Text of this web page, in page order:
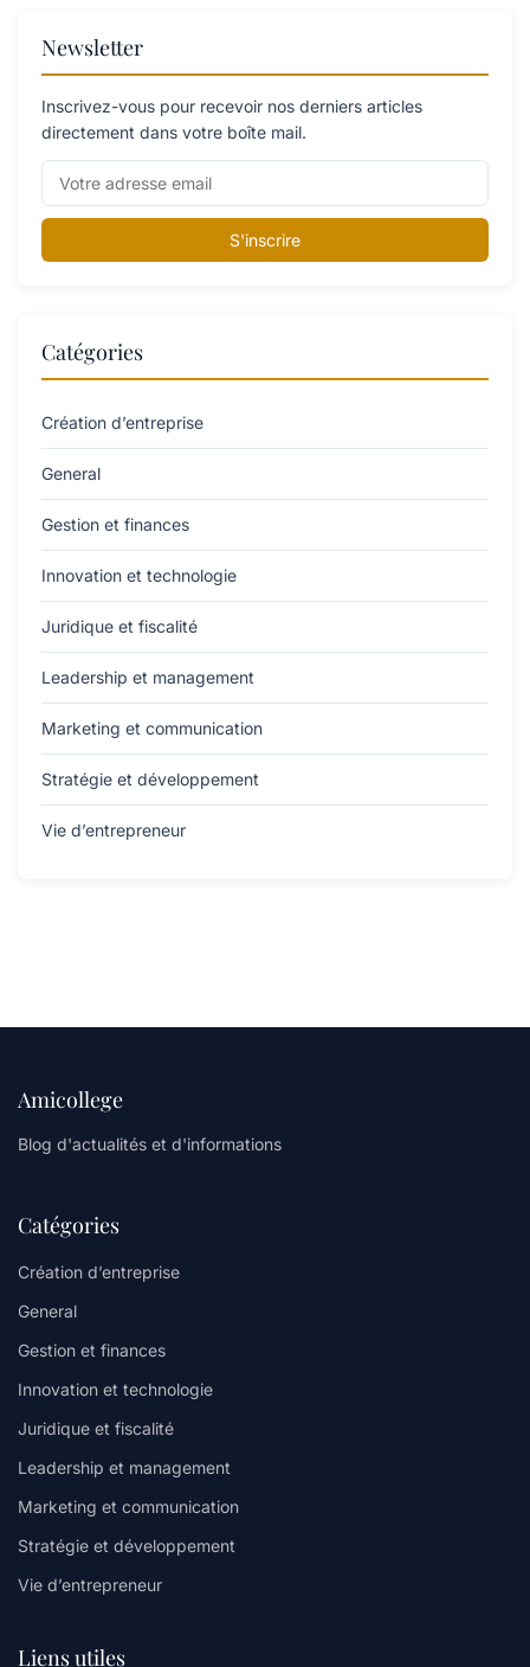
Newsletter
Inscrivez-vous pour recevoir nos derniers articles
directement dans votre boîte mail.
S'inscrire
Catégories
Création d’entreprise
General
Gestion et finances
Innovation et technologie
Juridique et fiscalité
Leadership et management
Marketing et communication
Stratégie et développement
Vie d’entrepreneur
Amicollege
Blog d'actualités et d'informations
Catégories
Création d’entreprise
General
Gestion et finances
Innovation et technologie
Juridique et fiscalité
Leadership et management
Marketing et communication
Stratégie et développement
Vie d’entrepreneur
Liens utiles